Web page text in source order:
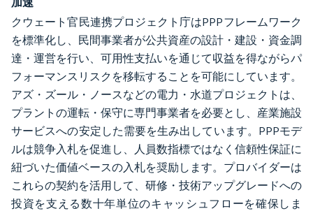
クウェート官民連携プロジェクト庁はPPPフレームワーク
を標準化し、民間事業者が公共資産の設計・建設・資金調
達・運営を行い、可用性支払いを通じて収益を得ながらパ
フォーマンスリスクを移転することを可能にしています。
アズ・ズール・ノースなどの電力・水道プロジェクトは、
プラントの運転・保守に専門事業者を必要とし、産業施設
サービスへの安定した需要を生み出しています。PPPモデ
ルは競争入札を促進し、人員数指標ではなく信頼性保証に
紐づいた価値ベースの入札を奨励します。プロバイダーは
これらの契約を活用して、研修・技術アップグレードへの
投資を支える数十年単位のキャッシュフローを確保しま